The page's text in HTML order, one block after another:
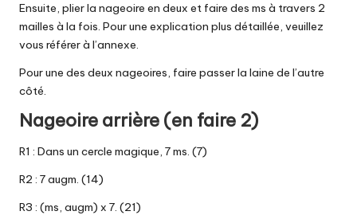
Ensuite, plier la nageoire en deux et faire des ms à travers 2
mailles à la fois. Pour une explication plus détaillée, veuillez
vous référer à l’annexe.
Pour une des deux nageoires, faire passer la laine de l’autre
côté.
Nageoire arrière (en faire 2)
R1 : Dans un cercle magique, 7 ms. (7)
R2 : 7 augm. (14)
R3 : (ms, augm) x 7. (21)